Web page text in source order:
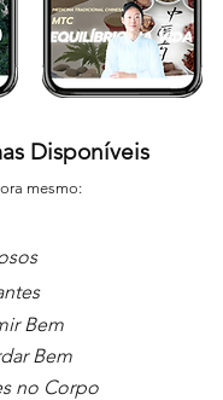
Disponíveis
mesmo:
Bem
Bem
no Corpo